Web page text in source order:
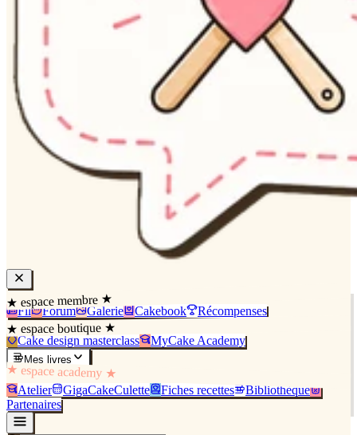
★ espace membre ★
Fil Forum Galerie Cakebook Récompenses
★ espace boutique ★
Cake design masterclass MyCake Academy
Mes livres
★ espace academy ★
Atelier GigaCakeCulette Fiches recettes
Bibliothèque
Partenaires